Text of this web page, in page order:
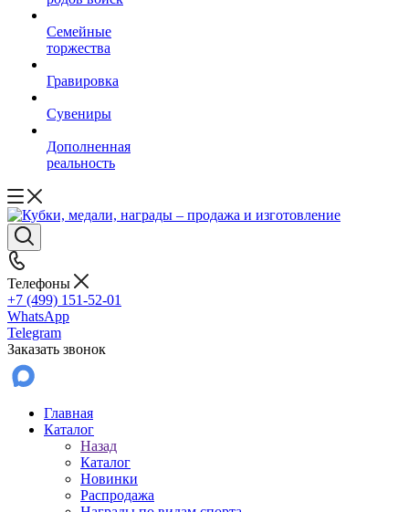
Семейные
торжества
Гравировка
Сувениры
Дополненная
реальность
Телефоны
+7 (499) 151-52-01
WhatsApp
Telegram
Заказать звонок
Главная
Каталог
Назад
Каталог
Новинки
Распродажа